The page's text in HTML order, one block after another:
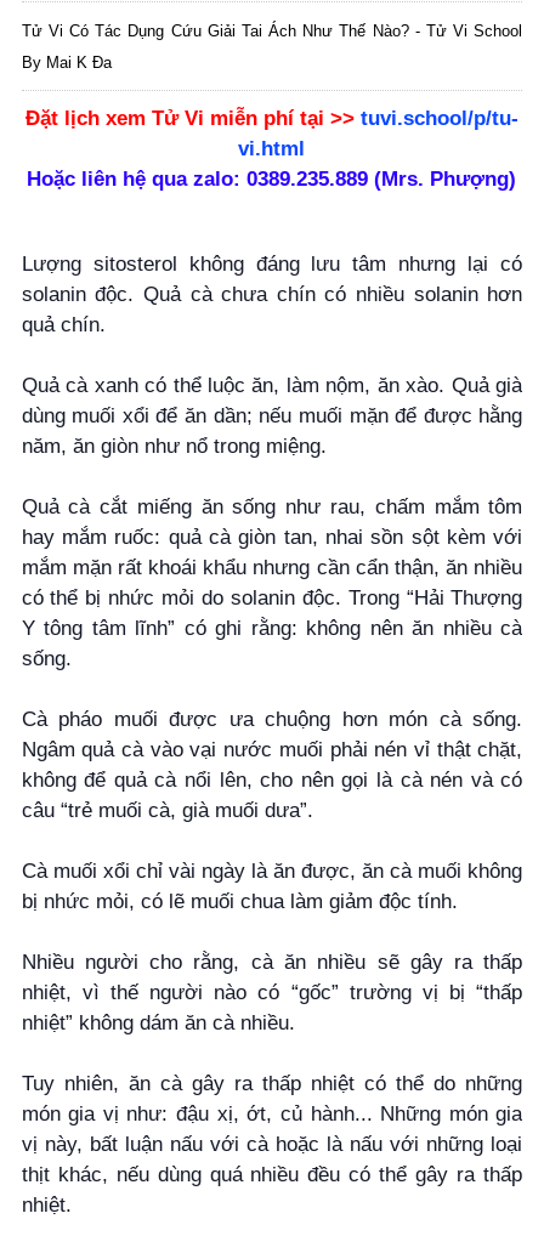
Tử Vi Có Tác Dụng Cứu Giải Tai Ách Như Thế Nào? - Tử Vi School
By Mai K Đa
Đặt lịch xem Tử Vi miễn phí tại >> tuvi.school/p/tu-
vi.html
Hoặc liên hệ qua zalo: 0389.235.889 (Mrs. Phượng)
Lượng sitosterol không đáng lưu tâm nhưng lại có
solanin độc. Quả cà chưa chín có nhiều solanin hơn
quả chín.
Quả cà xanh có thể luộc ăn, làm nộm, ăn xào. Quả già
dùng muối xổi để ăn dần; nếu muối mặn để được hằng
năm, ăn giòn như nổ trong miệng.
Quả cà cắt miếng ăn sống như rau, chấm mắm tôm
hay mắm ruốc: quả cà giòn tan, nhai sồn sột kèm với
mắm mặn rất khoái khẩu nhưng cần cẩn thận, ăn nhiều
có thể bị nhức mỏi do solanin độc. Trong “Hải Thượng
Y tông tâm lĩnh” có ghi rằng: không nên ăn nhiều cà
sống.
Cà pháo muối được ưa chuộng hơn món cà sống.
Ngâm quả cà vào vại nước muối phải nén vỉ thật chặt,
không để quả cà nổi lên, cho nên gọi là cà nén và có
câu “trẻ muối cà, già muối dưa”.
Cà muối xổi chỉ vài ngày là ăn được, ăn cà muối không
bị nhức mỏi, có lẽ muối chua làm giảm độc tính.
Nhiều người cho rằng, cà ăn nhiều sẽ gây ra thấp
nhiệt, vì thế người nào có “gốc” trường vị bị “thấp
nhiệt” không dám ăn cà nhiều.
Tuy nhiên, ăn cà gây ra thấp nhiệt có thể do những
món gia vị như: đậu xị, ớt, củ hành... Những món gia
vị này, bất luận nấu với cà hoặc là nấu với những loại
thịt khác, nếu dùng quá nhiều đều có thể gây ra thấp
nhiệt.